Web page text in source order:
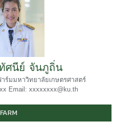
ศนีย์ จันภูถิ่น
ร์มมหาวิทยาลัยเกษตรศาสตร์
Email: xxxxxxxx@ku.th